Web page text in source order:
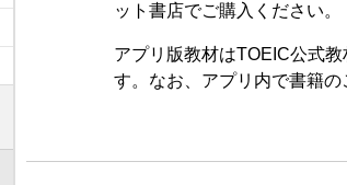
ット書店でご購入ください。
アプリ版教材はTOEIC公式
す。なお、アプリ内で書籍の